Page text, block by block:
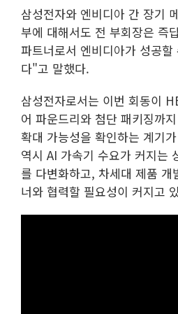
삼성전자와 엔비디아 간 장기
부에 대해서도 전 부회장은 즉
파트너로서 엔비디아가 성공
다"고 말했다.
삼성전자로서는 이번 회동이
어 파운드리와 첨단 패키징까
확대 가능성을 확인하는 계기
역시 AI 가속기 수요가 커지는
를 다변화하고, 차세대 제품 개
너와 협력할 필요성이 커지고